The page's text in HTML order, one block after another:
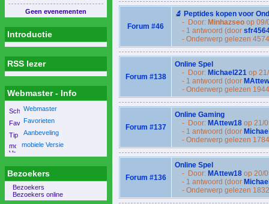
Geen evenementen
Introductie
RSS lezer
Webmaster - Info
Webmaster
Favorieten
Aanbeveling
mobiele Versie
Bezoekers
Bezoekers
Bezoekers online
Forum #46
🔬 Peptides kopen voor
- Door: Minhazseo op 09/
- 1 antwoord (door
- Onderwerp gelezen
Forum #138
Online Spel
- Door: Michael221 op
- 1 antwoord (door
- Onderwerp gelezen
Forum #137
Online Gaming
- Door: MAttew18 op 21/
- 1 antwoord (door
- Onderwerp gelezen
Forum #136
Online Spel
- Door: MAttew18 op 20/
- 1 antwoord (door
- Onderwerp gelezen